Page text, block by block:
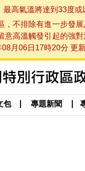
高氣溫將達到33度
不排除有進一步發
高溫觸發引起的強
月06日17時20分 更
包 專題新聞